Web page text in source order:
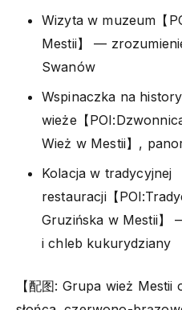
Wizyta w muzeum【
Mestii】 —
Swanów
Wspinaczka na
wieże【
Wież w Mestii】,
Kolacja w tradycyjnej
restauracji【
Gruzińska w Mestii】
i chleb kukurydziany
【配图: Grupa wież Mestii